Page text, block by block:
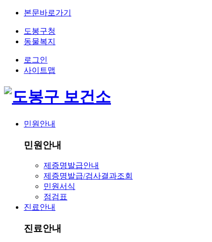
본문바로가기
도봉구청
동물복지
로그인
사이트맵
민원안내
민원안내
제증명발급안내
제증명발급/검사결과조회
민원서식
점검표
진료안내
진료안내